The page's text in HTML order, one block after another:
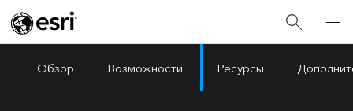
ArcGIS Pro
Обзор Возможности Ресурсы